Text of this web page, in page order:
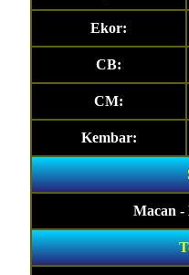
Ekor:
CB:
CM:
Kembar:
Macan -